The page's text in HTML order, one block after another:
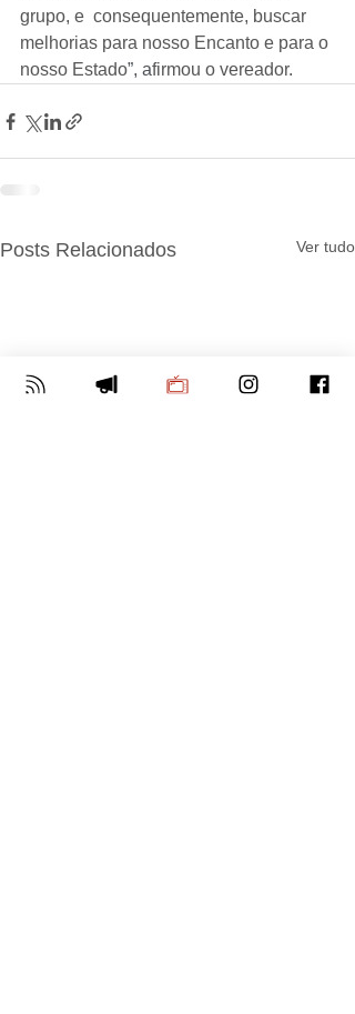
grupo, e  consequentemente, buscar
melhorias para nosso Encanto e para o
nosso Estado”, afirmou o vereador.
Posts Relacionados Ver tudo